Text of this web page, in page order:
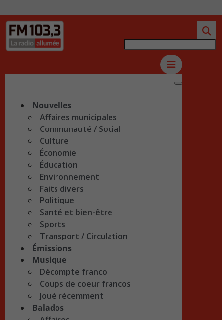
Nouvelles
Affaires municipales
Communauté / Social
Culture
Économie
Éducation
Environnement
Faits divers
Politique
Santé et bien-être
Sports
Transport / Circulation
Émissions
Musique
Décompte franco
Coups de coeur francos
Joué récemment
Balados